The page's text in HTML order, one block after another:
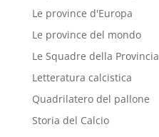
Le province d'Europa
Le province del mondo
Le Squadre della Provincia
Letteratura calcistica
Quadrilatero del pallone
Storia del Calcio